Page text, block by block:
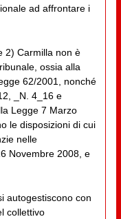
ad affrontare i
2) Carmilla non è
ossia alla
62/2001, nonché
_N. 4_16 e
Legge 7 Marzo
le disposizioni di cui
nelle
Novembre 2008, e
autogestiscono con
collettivo